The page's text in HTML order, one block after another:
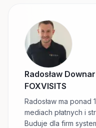
Radosław Downar
FOXVISITS
Radosław ma ponad
mediach płatnych i
Buduje dla firm